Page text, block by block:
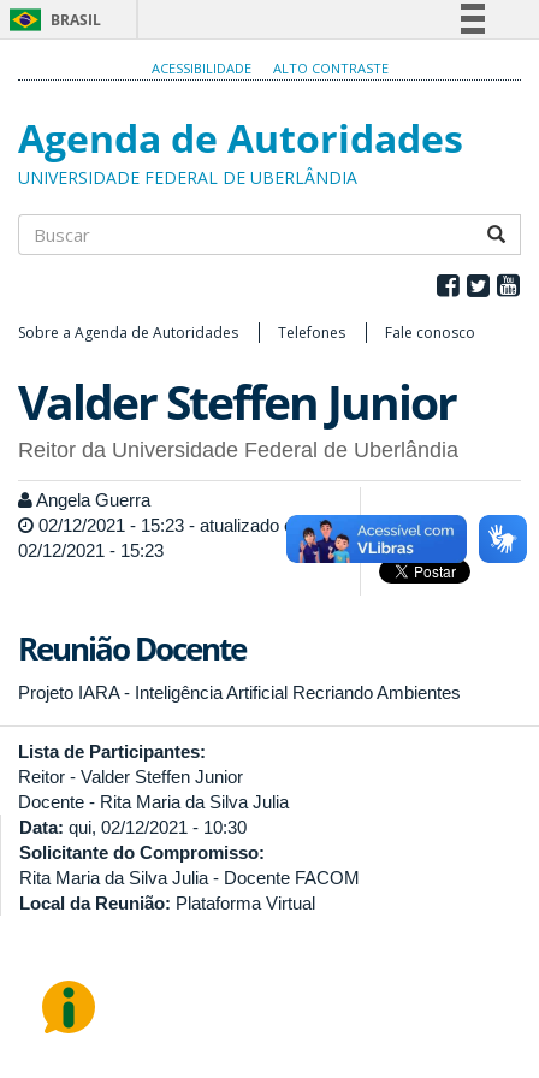
BRASIL
Participe
Acesso à informação
ACESSIBILIDADE ALTO CONTRASTE
Agenda de Autoridades
UNIVERSIDADE FEDERAL DE UBERLÂNDIA
Sobre a Agenda de Autoridades Telefones Fale conosco
Valder Steffen Junior
Reitor da Universidade Federal de Uberlândia
Angela Guerra
02/12/2021 - 15:23 - atualizado em
02/12/2021 - 15:23
Reunião Docente
Projeto IARA - Inteligência Artificial Recriando Ambientes
Lista de Participantes:
Reitor - Valder Steffen Junior
Docente - Rita Maria da Silva Julia
Data: qui, 02/12/2021 - 10:30
Solicitante do Compromisso:
Rita Maria da Silva Julia - Docente FACOM
Local da Reunião: Plataforma Virtual